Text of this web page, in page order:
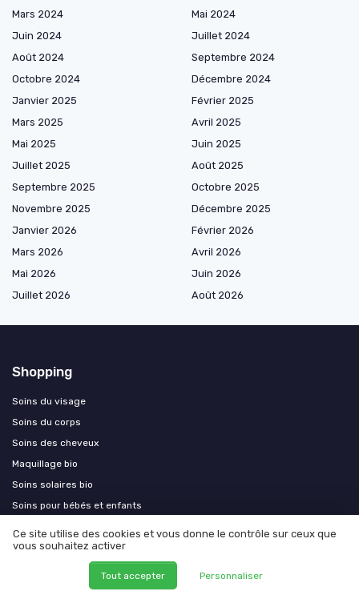
Mars 2024
Mai 2024
Juin 2024
Juillet 2024
Août 2024
Septembre 2024
Octobre 2024
Décembre 2024
Janvier 2025
Février 2025
Mars 2025
Avril 2025
Mai 2025
Juin 2025
Juillet 2025
Août 2025
Septembre 2025
Octobre 2025
Novembre 2025
Décembre 2025
Janvier 2026
Février 2026
Mars 2026
Avril 2026
Mai 2026
Juin 2026
Juillet 2026
Août 2026
Shopping
Soins du visage
Soins du corps
Soins des cheveux
Maquillage bio
Soins solaires bio
Soins pour bébés et enfants
Parfums et aromathérapie
Accessoires cosmétiques
Livres et documentation
Ce site utilise des cookies et vous donne le contrôle sur ceux que
vous souhaitez activer
Tout accepter Personnaliser